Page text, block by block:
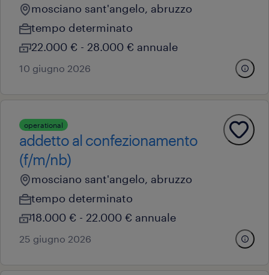
mosciano sant'angelo, abruzzo
tempo determinato
22.000 € - 28.000 € annuale
10 giugno 2026
operational
addetto al confezionamento
(f/m/nb)
mosciano sant'angelo, abruzzo
tempo determinato
18.000 € - 22.000 € annuale
25 giugno 2026